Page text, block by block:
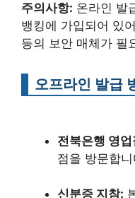
주의사항: 온라인 발
뱅킹에 가입되어 있
등의 보안 매체가 필
오프라인 발급
전북은행 영
점을 방문합
신분증 지참: